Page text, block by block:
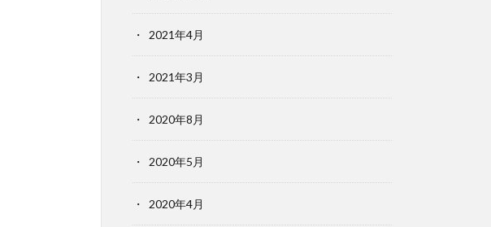
2021年4月
2021年3月
2020年8月
2020年5月
2020年4月